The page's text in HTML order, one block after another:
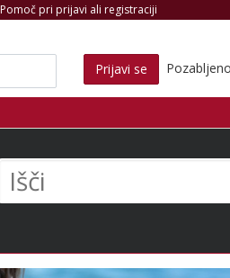
Pomoč pri prijavi ali registraciji
Prijavi se